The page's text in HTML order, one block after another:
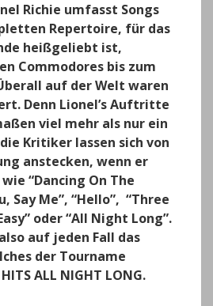
Richie umfasst Songs
Repertoire, für das
heißgeliebt ist,
Commodores bis zum
auf der Welt waren
Denn Lionel’s Auftritte
viel mehr als nur ein
Kritiker lassen sich von
anstecken, wenn er
“Dancing On The
Say Me”, “Hello”, “Three
oder “All Night Long”.
auf jeden Fall das
der Tourname
ALL NIGHT LONG.